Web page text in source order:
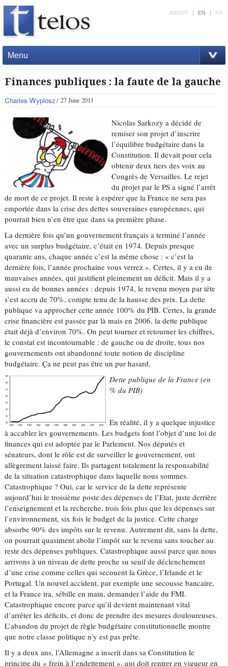
Menu
ABOUT | EN | FR
Finances publiques : la faute de la gauche
Charles Wyplosz 27 June 2011
Nicolas Sarkozy a décidé de
remiser son projet d’inscrire
l’équilibre budgétaire dans la
Constitution. Il devait pour cela
obtenir deux tiers des voix au
Congrès de Versailles. Le rejet
du projet par le PS a signé l’arrêt
de mort de ce projet. Il reste à espérer que la France ne sera pas
emportée dans la crise des dettes souveraines européennes, qui
pourrait bien n’en être que dans sa première phase.
La dernière fois qu’un gouvernement français a terminé l’année
avec un surplus budgétaire, c’était en 1974. Depuis presque
quarante ans, chaque année c’est la même chose : « c’est la
dernière fois, l’année prochaine vous verrez ». Certes, il y a eu de
mauvaises années, qui justifient pleinement un déficit. Mais il y a
aussi eu de bonnes années : depuis 1974, le revenu moyen par tête
s’est accru de 70%, compte tenu de la hausse des prix. La dette
publique va approcher cette année 100% du PIB. Certes, la grande
crise financière est passée par là mais en 2006, la dette publique
était déjà d’environ 70%. On peut tourner et retourner les chiffres,
le constat est incontournable : de gauche ou de droite, tous nos
gouvernements ont abandonné toute notion de discipline
budgétaire. Ça ne peut pas être un pur hasard.
Dette publique de la France (en
% du PIB)
En réalité, il y a quelque injustice
à accabler les gouvernements. Les budgets font l’objet d’une loi de
finances qui est adoptée par le Parlement. Nos députés et
sénateurs, dont le rôle est de surveiller le gouvernement, ont
allègrement laissé faire. Ils partagent totalement la responsabilité
de la situation catastrophique dans laquelle nous sommes.
Catastrophique ? Oui, car le service de la dette représente
aujourd’hui le troisième poste des dépenses de l’Etat, juste derrière
l’enseignement et la recherche, trois fois plus que les dépenses sur
l’environnement, six fois le budget de la justice. Cette charge
absorbe 90% des impôts sur le revenu. Autrement dit, sans la dette,
on pourrait quasiment abolir l’impôt sur le revenu sans toucher au
reste des dépenses publiques. Catastrophique aussi parce que nous
arrivons à un niveau de dette proche su seuil de déclenchement
d’une crise comme celles qui secouent la Grèce, l’Irlande et le
Portugal. Un nouvel accident, par exemple une secousse bancaire,
et la France ira, sébille en main, demander l’aide du FMI.
Catastrophique encore parce qu’il devient maintenant vital
d’arrêter les déficits, et donc de prendre des mesures douloureuses.
L’abandon du projet de règle budgétaire constitutionnelle montre
que notre classe politique n’y est pas prête.
Il y a deux ans, l’Allemagne a inscrit dans sa Constitution le
principe du « frein à l’endettement », qui doit rentrer en vigueur en